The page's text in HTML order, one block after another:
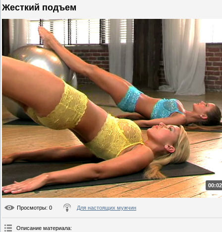
Жесткий подъем
Просмотры: 0 Для настоящих мужчин
Описание материала: